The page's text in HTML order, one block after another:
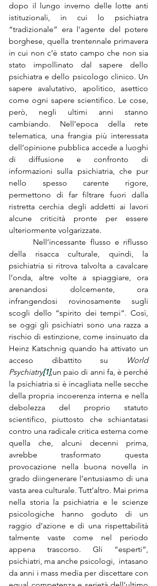
dopo il lungo inverno delle lotte anti
istituzionali, in cui lo psichiatra
“tradizionale” era l’agente del potere
borghese, quella trentennale primavera
in cui non c’è stato campo che non sia
stato impollinato dal sapere dello
psichiatra e dello psicologo clinico. Un
sapere avalutativo, apolitico, asettico
come ogni sapere scientifico. Le cose,
però, negli ultimi anni stanno
cambiando. Nell’epoca della rete
telematica, una frangia più interessata
dell’opinione pubblica accede a luoghi
di diffusione e confronto di
informazioni sulla psichiatria, che pur
nello spesso carente rigore,
permettono di far filtrare fuori dalla
ristretta cerchia degli addetti ai lavori
alcune criticità pronte per essere
ulteriormente volgarizzate.
della risacca culturale, quindi, la
psichiatria si ritrova talvolta a cavalcare
l’onda, altre volte a spiaggiare, ora
arenandosi dolcemente, ora
infrangendosi rovinosamente sugli
scogli dello “spirito dei tempi”. Così,
se oggi gli psichiatri sono una razza a
rischio di estinzione, come insinuato da
Heinz Katschnig quando ha attivato un
acceso dibattito su
World
Psychiatry[1],un paio di anni fa, è perché
la psichiatria si è incagliata nelle secche
della propria incoerenza interna e nella
debolezza del proprio statuto
scientifico, piuttosto che schiantatasi
contro una radicale critica esterna come
quella che, alcuni decenni prima,
avrebbe trasformato questa
provocazione nella buona novella in
grado diingenerare l’entusiasmo di una
vasta area culturale. Tutt’altro. Mai prima
nella storia la psichiatria e le scienze
psicologiche hanno goduto di un
raggio d’azione e di una rispettabilità
talmente vaste come nel periodo
appena trascorso. Gli “esperti”,
psichiatri, ma anche psicologi,  intasano
da anni i mass media per discettare con